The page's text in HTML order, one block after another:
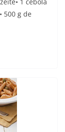
500 g de